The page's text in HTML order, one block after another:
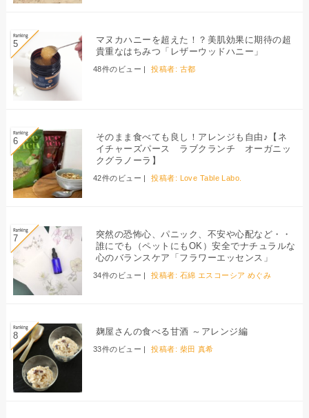
マヌカハニーを超えた！？美肌効果に期待の超
貴重なはちみつ「レザーウッドハニー」
48件のビュー | 投稿者: 古都
そのまま食べても良し！アレンジも自由♪【ネ
イチャーズパース ラブクランチ オーガニッ
クグラノーラ】
42件のビュー | 投稿者: Love Table Labo.
突然の恐怖心、パニック、不安や心配など・・
誰にでも（ペットにもOK）安全でナチュラルな
心のバランスケア「フラワーエッセンス」
34件のビュー | 投稿者: 石綿 エスコーシア めぐみ
麹屋さんの食べる甘酒 ～アレンジ編
33件のビュー | 投稿者: 柴田 真希